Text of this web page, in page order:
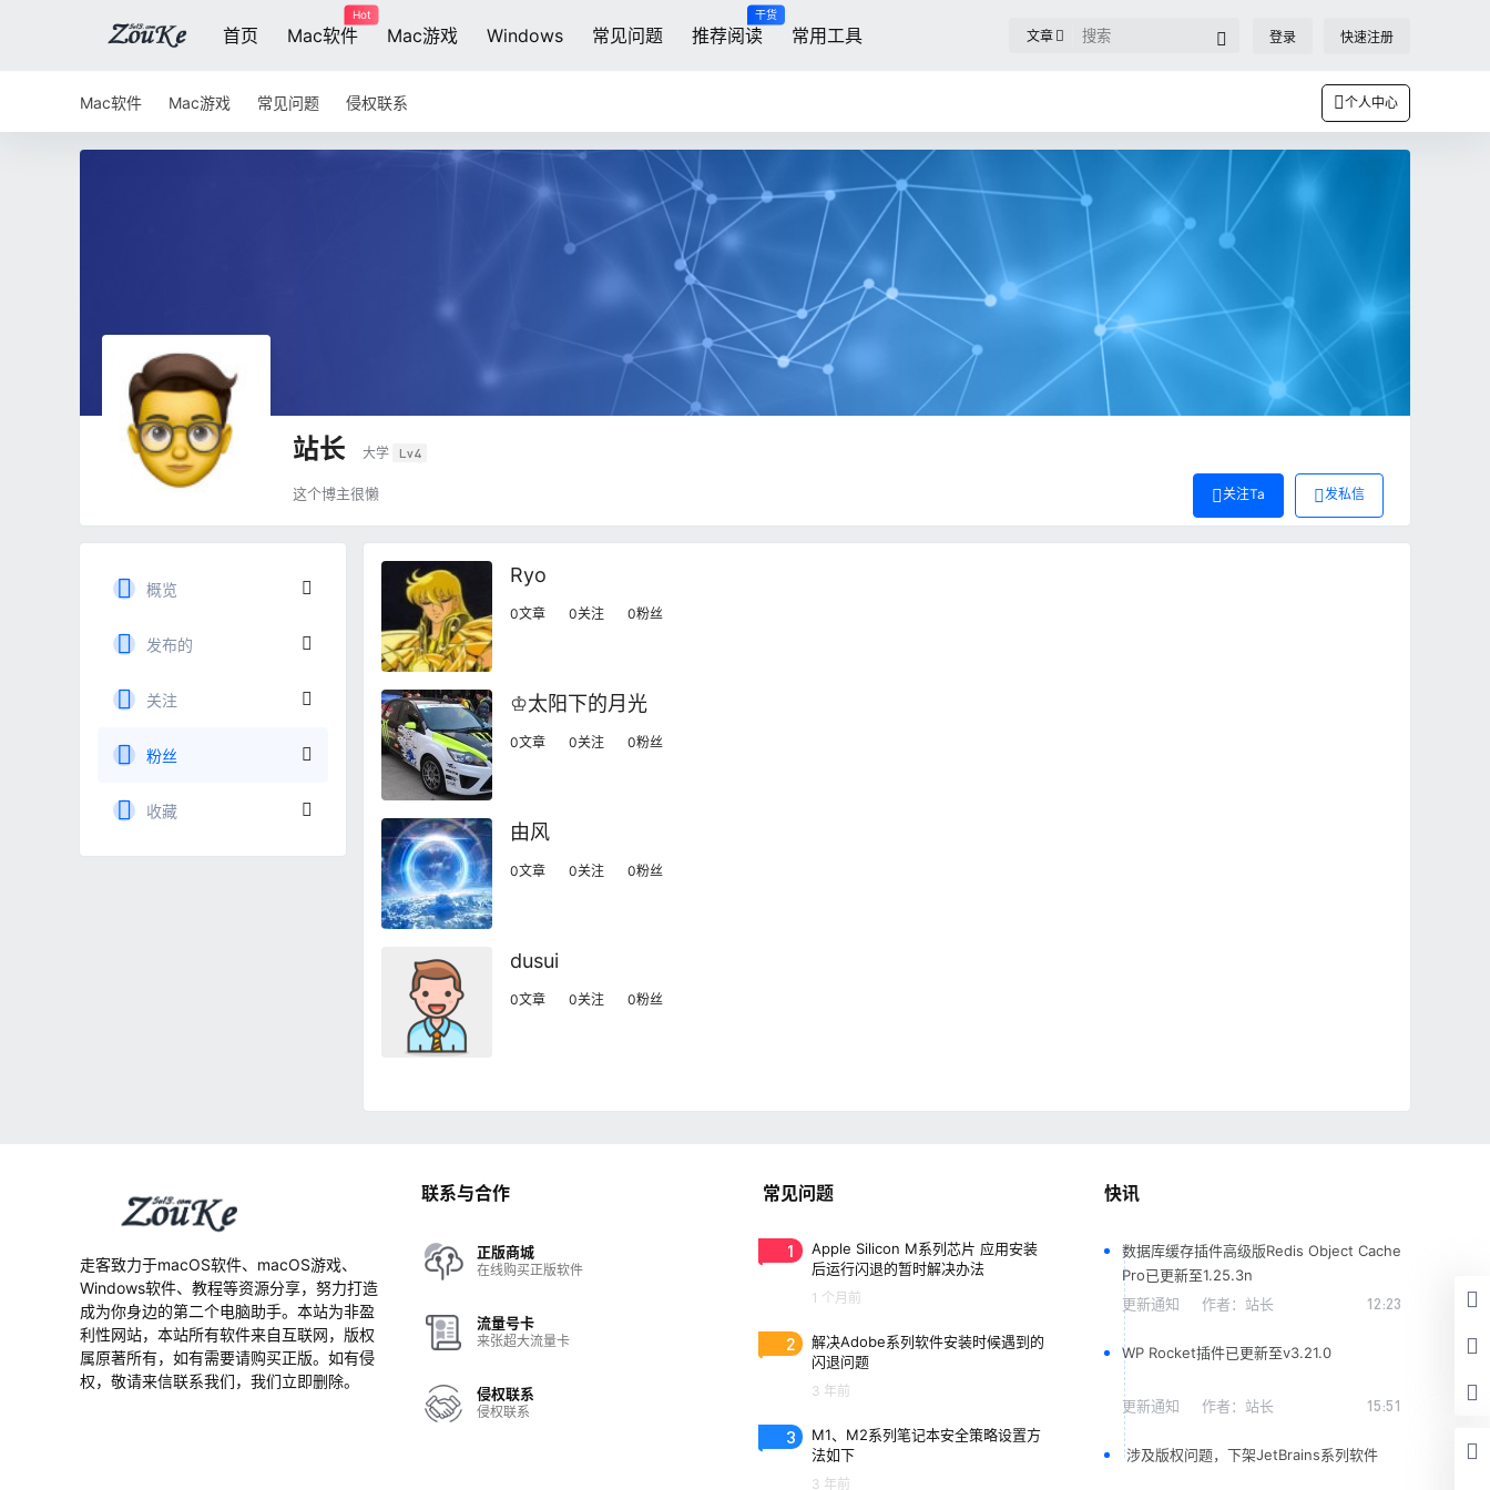
首页 Mac软件
Hot
Mac游戏 Windows 常见问题 推荐阅读
干货
常用工具 文章 登录 快速注册
Mac软件 Mac游戏 常见问题 侵权联系 个人中心
站长 大学 Lv4
这个博主很懒 关注Ta 发私信
概览
发布的
关注
粉丝
收藏
Ryo
0文章 0关注 0粉丝
♔太阳下的月光
0文章 0关注 0粉丝
由风
0文章 0关注 0粉丝
dusui
0文章 0关注 0粉丝
走客致力于macOS软件、macOS游戏、
Windows软件、教程等资源分享，努力打造
成为你身边的第二个电脑助手。本站为非盈
利性网站，本站所有软件来自互联网，版权
属原著所有，如有需要请购买正版。如有侵
权，敬请来信联系我们，我们立即删除。
联系与合作
正版商城
在线购买正版软件
流量号卡
来张超大流量卡
侵权联系
侵权联系
常见问题
1
Apple Silicon M系列芯片 应用安装
后运行闪退的暂时解决办法
1 个月前
2
解决Adobe系列软件安装时候遇到的
闪退问题
3 年前
3
M1、M2系列笔记本安全策略设置方
法如下
3 年前
快讯
数据库缓存插件高级版Redis Object Cache
Pro已更新至1.25.3n
更新通知
作者： 站长 12:23
WP Rocket插件已更新至v3.21.0
更新通知 作者： 站长 15:51
涉及版权问题，下架JetBrains系列软件